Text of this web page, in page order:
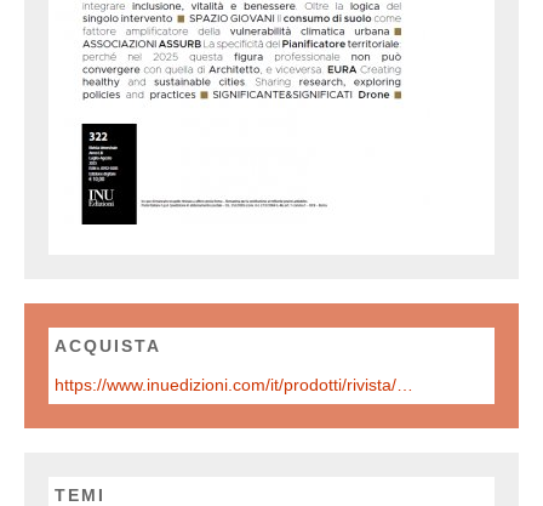
ACQUISTA
https://www.inuedizioni.com/it/prodotti/rivista/n-322-urbanistica-informazioni-luglio-agosto-2025
TEMI